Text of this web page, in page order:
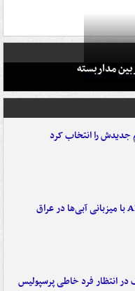
جدیدش را انتخاب کرد
در انتظار فرد خاطی پرسپولیس